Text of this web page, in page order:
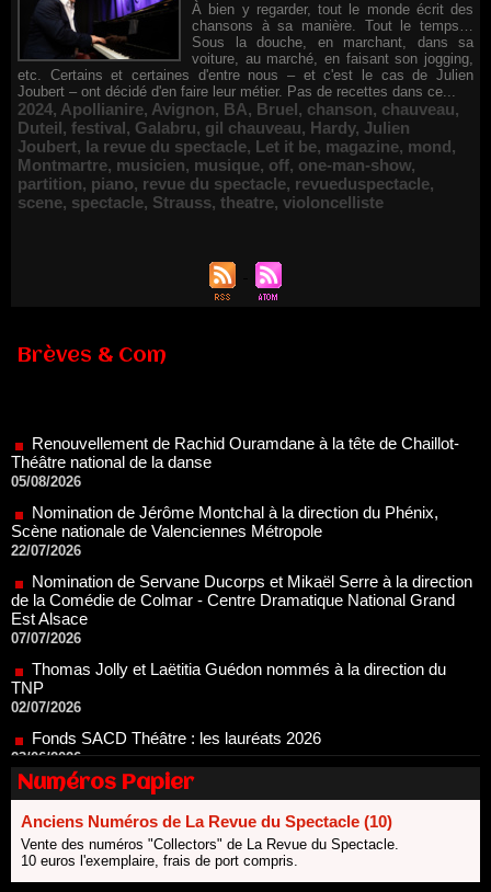
À bien y regarder, tout le monde écrit des
chansons à sa manière. Tout le temps…
Sous la douche, en marchant, dans sa
voiture, au marché, en faisant son jogging,
etc. Certains et certaines d'entre nous – et c'est le cas de Julien
Joubert – ont décidé d'en faire leur métier. Pas de recettes dans ce...
2024, Apollianire, Avignon, BA, Bruel, chanson, chauveau,
Duteil, festival, Galabru, gil chauveau, Hardy, Julien
Joubert, la revue du spectacle, Let it be, magazine, mond,
Montmartre, musicien, musique, off, one-man-show,
partition, piano, revue du spectacle, revueduspectacle,
scene, spectacle, Strauss, theatre, violoncelliste
Brèves & Com
Nomination de Jérôme Montchal à la direction du Phénix,
Scène nationale de Valenciennes Métropole
Nomination de Servane Ducorps et Mikaël Serre à la direction
de la Comédie de Colmar - Centre Dramatique National Grand
07/07/2026
Thomas Jolly et Laëtitia Guédon nommés à la direction du
TNP
Fonds SACD Théâtre : les lauréats 2026
23/06/2026
Dispositif ARTCENA Écrire pour le cirque, les lauréats 2026 !
20/06/2026
Le palmarès des prix SACD 2026
Les 10 lauréats du Fonds Grandes Formes Théâtre 2026
SACD
Numéros Papier
Anciens Numéros de La Revue du Spectacle (10)
Vente des numéros "Collectors" de La Revue du Spectacle.
10 euros l'exemplaire, frais de port compris.